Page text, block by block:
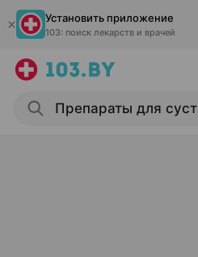
Установить приложение
103: поиск лекарств и врачей